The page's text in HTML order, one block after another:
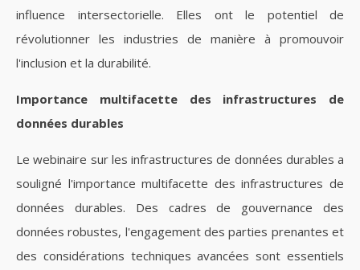
influence intersectorielle. Elles ont le potentiel de
révolutionner les industries de manière à promouvoir
l'inclusion et la durabilité.
Importance multifacette des infrastructures de
données durables
Le webinaire sur les infrastructures de données durables a
souligné l'importance multifacette des infrastructures de
données durables. Des cadres de gouvernance des
données robustes, l'engagement des parties prenantes et
des considérations techniques avancées sont essentiels